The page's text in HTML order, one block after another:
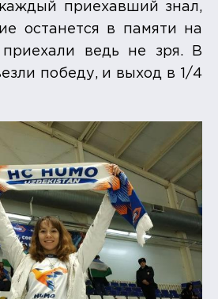
приехавший знал,
останется в памяти на
ведь не зря. В
победу, и выход в 1/4